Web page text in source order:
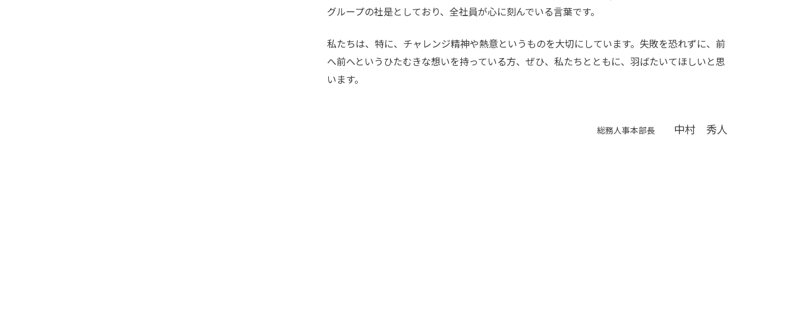
グループの社是としており、全社員が心に刻んでいる言葉です。
私たちは、特に、チャレンジ精神や熱意というものを大切にしています。失敗を恐れずに、前
へ前へというひたむきな想いを持っている方、ぜひ、私たちとともに、羽ばたいてほしいと思
います。
総務人事本部長 中村 秀人